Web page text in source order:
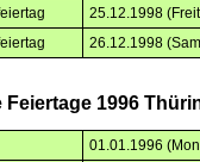
25.12.1998
26.12.1998
Feiertage 1996
01.01.1996